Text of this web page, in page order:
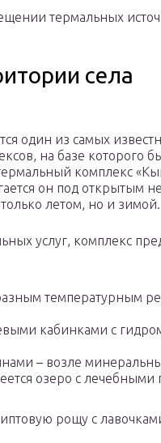
термальных
села
один из самых
на базе которого
комплекс
он под открытым
летом, но и зимой.
услуг, комплекс
температурным
кабинками с
– возле
озеро с лечебными
рощу с